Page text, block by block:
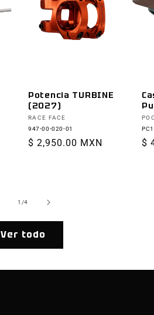
Potencia TURBINE
(2027)
Proveedor:
RACE FACE
947-00-020-01
Precio
$ 2,950.00 MXN $
1 /de
4
Ver todo